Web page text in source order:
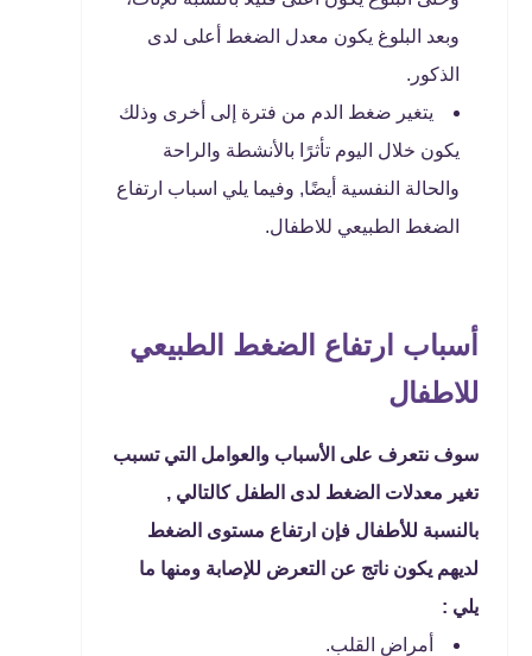
وبعد البلوغ يكون معدل الضغط أعلى لدى
الذكور.
يتغير ضغط الدم من فترة إلى أخرى وذلك
يكون خلال اليوم تأثرًا بالأنشطة والراحة
والحالة النفسية أيضًا, وفيما يلي اسباب ارتفاع
الضغط الطبيعي للاطفال.
أسباب ارتفاع الضغط الطبيعي
للاطفال
سوف نتعرف على الأسباب والعوامل التي تسبب
تغير معدلات الضغط لدى الطفل كالتالي ,
بالنسبة للأطفال فإن ارتفاع مستوى الضغط
لديهم يكون ناتج عن التعرض للإصابة ومنها ما
يلي :
أمراض القلب.